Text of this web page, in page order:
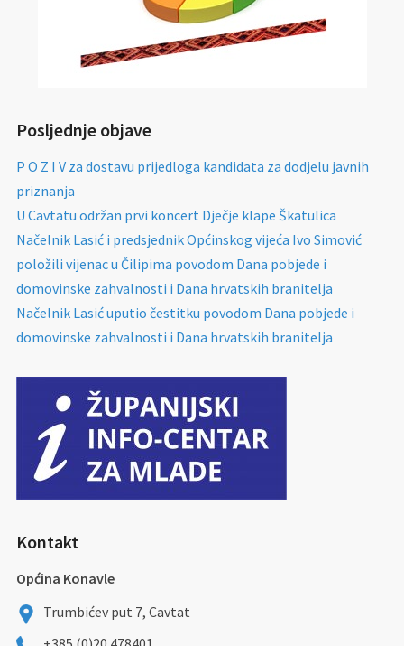
Posljednje objave
P O Z I V za dostavu prijedloga kandidata za dodjelu javnih
priznanja
U Cavtatu održan prvi koncert Dječje klape Škatulica
Načelnik Lasić i predsjednik Općinskog vijeća Ivo Simović
položili vijenac u Čilipima povodom Dana pobjede i
domovinske zahvalnosti i Dana hrvatskih branitelja
Načelnik Lasić uputio čestitku povodom Dana pobjede i
domovinske zahvalnosti i Dana hrvatskih branitelja
Kontakt
Općina Konavle
Trumbićev put 7, Cavtat